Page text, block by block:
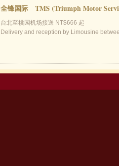
全锋国际 TMS (Triumph Motor
台北至桃园机场接送 NT$666 起
Delivery and reception by Limousine